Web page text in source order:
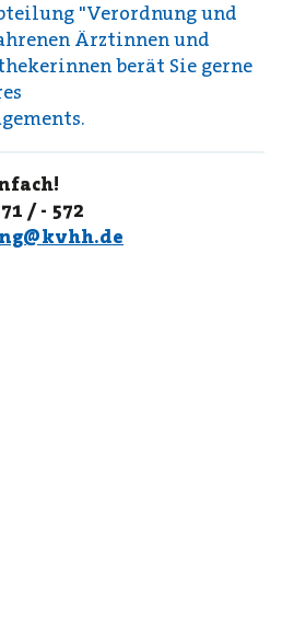
"Verordnung und
Ärztinnen und
berät Sie gerne
/ - 572